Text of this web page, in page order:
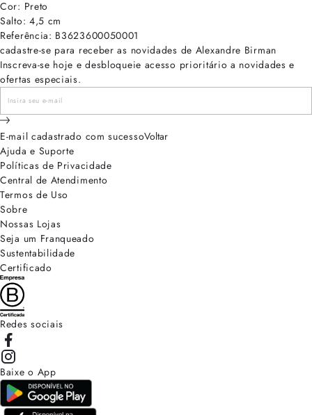
Cor: Preto
Salto: 4,5 cm
Referência: B3623600050001
cadastre-se para receber as novidades de Alexandre Birman
Inscreva-se hoje e desbloqueie acesso prioritário a novidades e
ofertas especiais.
E-mail cadastrado com sucessoVoltar
Ajuda e Suporte
Políticas de Privacidade
Central de Atendimento
Termos de Uso
Sobre
Nossas Lojas
Seja um Franqueado
Sustentabilidade
Certificado
Redes sociais
Baixe o App